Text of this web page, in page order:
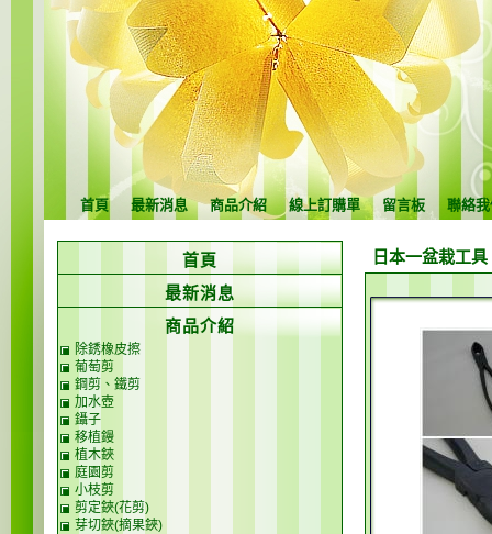
首頁 最新消息 商品介紹 線上訂購單 留言板 聯絡
日本一盆栽工具
首頁
最新消息
商品介紹
除銹橡皮擦
葡萄剪
鋼剪、鐵剪
加水壺
鑷子
移植鏝
植木鋏
庭園剪
小枝剪
剪定鋏(花剪)
芽切鋏(摘果鋏)